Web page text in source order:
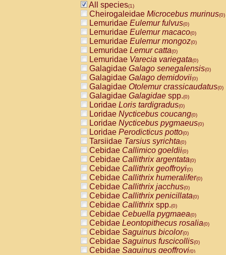
All species(1)
Cheirogaleidae Microcebus murinus(0)
Lemuridae Eulemur fulvus(0)
Lemuridae Eulemur macaco(0)
Lemuridae Eulemur mongoz(0)
Lemuridae Lemur catta(0)
Lemuridae Varecia variegata(0)
Galagidae Galago senegalensis(0)
Galagidae Galago demidovii(0)
Galagidae Otolemur crassicaudatus(0)
Galagidae Galagidae spp.(0)
Loridae Loris tardigradus(0)
Loridae Nycticebus coucang(0)
Loridae Nycticebus pygmaeus(0)
Loridae Perodicticus potto(0)
Tarsiidae Tarsius syrichta(0)
Cebidae Callimico goeldii(0)
Cebidae Callithrix argentata(0)
Cebidae Callithrix geoffroyi(0)
Cebidae Callithrix humeralifer(0)
Cebidae Callithrix jacchus(0)
Cebidae Callithrix penicillata(0)
Cebidae Callithrixspp.(0)
Cebidae Cebuella pygmaea(0)
Cebidae Leontopithecus rosalia(0)
Cebidae Saguinus bicolor(0)
Cebidae Saguinus fuscicollis(0)
Cebidae Saguinus geoffroyi(0)